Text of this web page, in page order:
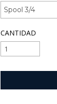
CANTIDAD